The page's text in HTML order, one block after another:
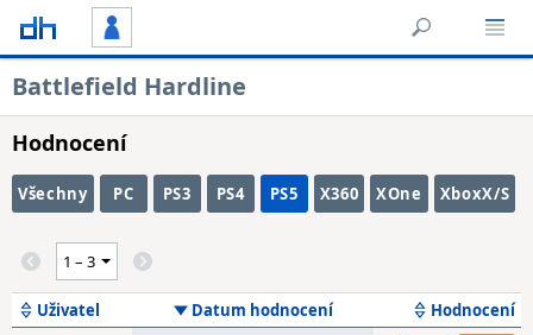
Battlefield Hardline
Hodnocení
Všechny PC PS3 PS4 PS5 X360 XOne XboxX/S
Uživatel Datum hodnocení
Hodnocení